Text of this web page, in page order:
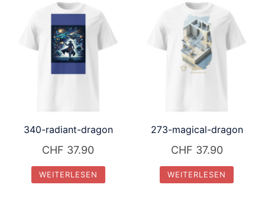
340-radiant-dragon
CHF 37.90
WEITERLESEN
273-magical-dragon
CHF 37.90
WEITERLESEN